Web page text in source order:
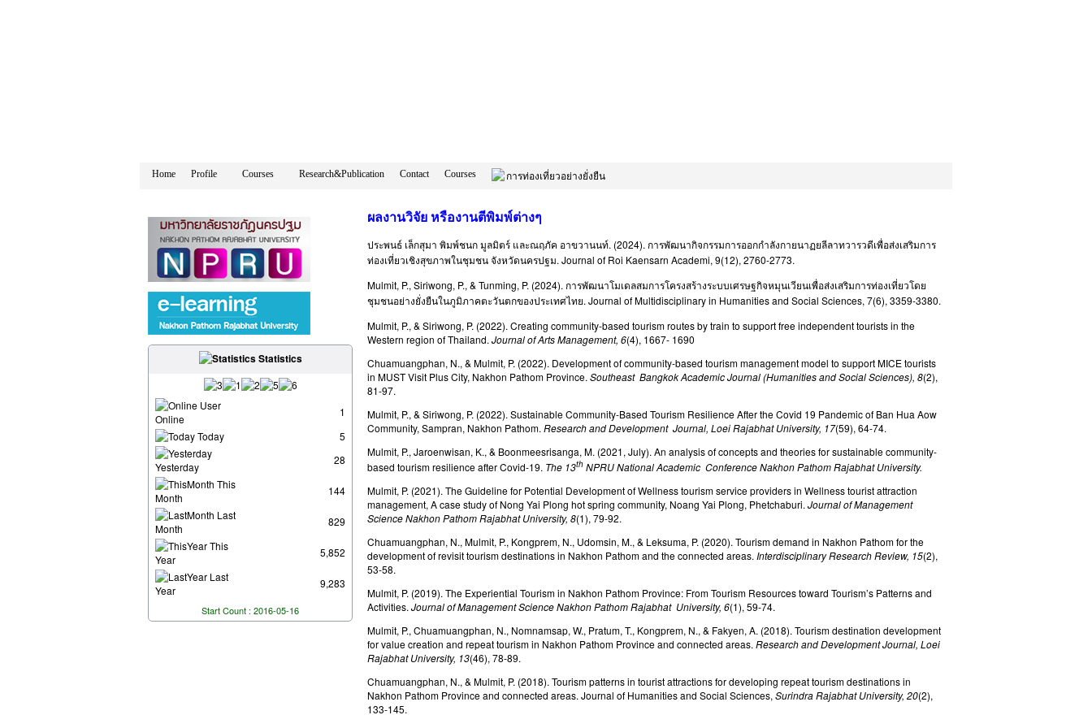
Home Profile Courses Research&Publication Contact Courses การท่องเที่ยวอย่างยั่งยืน
Statistics
User
Online
1
Today
5
Yesterday
28
This
Month
144
Last
Month
829
This
Year
5,852
Last
Year
9,283
Start Count : 2016-05-16
ผลงานวิจัย หรืองานตีพิมพ์ต่างๆ
ประพนธ์ เล็กสุมา พิมพ์ชนก มูลมิตร์ และณฤภัค อาขวานนท์. (2024). การพัฒนากิจกรรมการออกกำลังกายนาฏยลีลาทวารวดีเพื่อส่งเสริมการ
ท่องเที่ยวเชิงสุขภาพในชุมชน จังหวัดนครปฐม. Journal of Roi Kaensarn Academi, 9(12), 2760-2773.
Mulmit, P., Siriwong, P., & Tunming, P. (2024). การพัฒนาโมเดลสมการโครงสร้างระบบเศรษฐกิจหมุนเวียนเพื่อส่งเสริมการท่องเที่ยวโดย
ชุมชนอย่างยั่งยืนในภูมิภาคตะวันตกของประเทศไทย. Journal of Multidisciplinary in Humanities and Social Sciences, 7(6), 3359-3380.
Mulmit, P., & Siriwong, P. (2022). Creating community-based tourism routes by train to support free independent tourists in the
Western region of Thailand. Journal of Arts Management, 6(4), 1667- 1690
Chuamuangphan, N., & Mulmit, P. (2022). Development of community-based tourism management model to support MICE tourists
in MUST Visit Plus City, Nakhon Pathom Province. Southeast Bangkok Academic Journal (Humanities and Social Sciences), 8(2),
81-97.
Mulmit, P., & Siriwong, P. (2022). Sustainable Community-Based Tourism Resilience After the Covid 19 Pandemic of Ban Hua Aow
Community, Sampran, Nakhon Pathom. Research and Development Journal, Loei Rajabhat University, 17(59), 64-74.
Mulmit, P., Jaroenwisan, K., & Boonmeesrisanga, M. (2021, July). An analysis of concepts and theories for sustainable community-
based tourism resilience after Covid-19. The 13th NPRU National Academic Conference Nakhon Pathom Rajabhat University.
Mulmit, P. (2021). The Guideline for Potential Development of Wellness tourism service providers in Wellness tourist attraction
management, A case study of Nong Yai Plong hot spring community, Noang Yai Plong, Phetchaburi. Journal of Management
Science Nakhon Pathom Rajabhat University, 8(1), 79-92.
Chuamuangphan, N., Mulmit, P., Kongprem, N., Udomsin, M., & Leksuma, P. (2020). Tourism demand in Nakhon Pathom for the
development of revisit tourism destinations in Nakhon Pathom and the connected areas. Interdisciplinary Research Review, 15(2),
53-58.
Mulmit, P. (2019). The Experiential Tourism in Nakhon Pathom Province: From Tourism Resources toward Tourism’s Patterns and
Activities. Journal of Management Science Nakhon Pathom Rajabhat University, 6(1), 59-74.
Mulmit, P., Chuamuangphan, N., Nomnamsap, W., Pratum, T., Kongprem, N., & Fakyen, A. (2018). Tourism destination development
for value creation and repeat tourism in Nakhon Pathom Province and connected areas. Research and Development Journal, Loei
Rajabhat University, 13(46), 78-89.
Chuamuangphan, N., & Mulmit, P. (2018). Tourism patterns in tourist attractions for developing repeat tourism destinations in
Nakhon Pathom Province and connected areas. Journal of Humanities and Social Sciences, Surindra Rajabhat University, 20(2),
133-145.